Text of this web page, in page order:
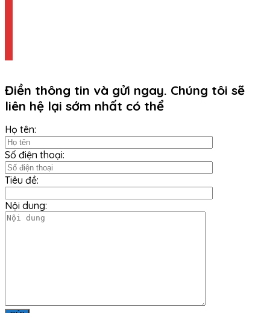
Điền thông tin và gửi ngay. Chúng tôi sẽ
liên hệ lại sớm nhất có thể
Họ tên:
Số điện thoại:
Tiêu đề:
Nội dung: